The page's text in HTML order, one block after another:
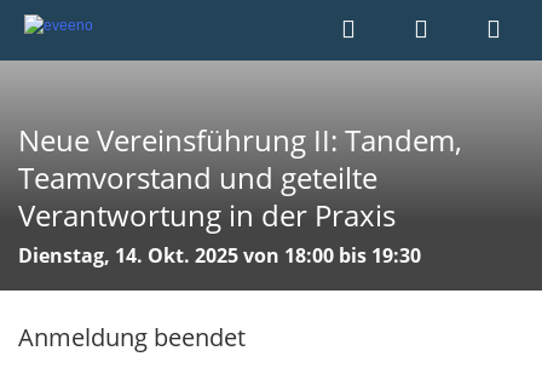
Neue Vereinsführung II: Tandem,
Teamvorstand und geteilte
Verantwortung in der Praxis
Dienstag, 14. Okt. 2025 von 18:00 bis 19:30
Anmeldung beendet